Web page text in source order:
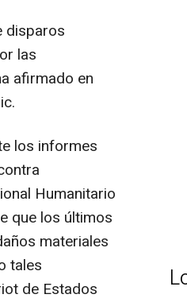
disparos
las
afirmado en
los informes
Humanitario
que los últimos
materiales
tales
de Estados